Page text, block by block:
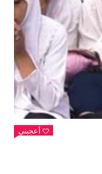
أعجبني